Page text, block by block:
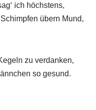
ich höchstens,
Schimpfen übern Mund,
zu verdanken,
so gesund.